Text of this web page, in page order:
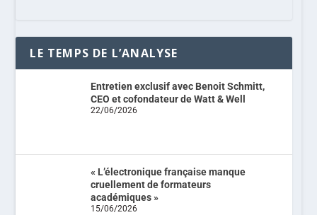
LE TEMPS DE L’ANALYSE
Entretien exclusif avec Benoit Schmitt,
CEO et cofondateur de Watt & Well
22/06/2026
« L’électronique française manque
cruellement de formateurs
académiques »
15/06/2026